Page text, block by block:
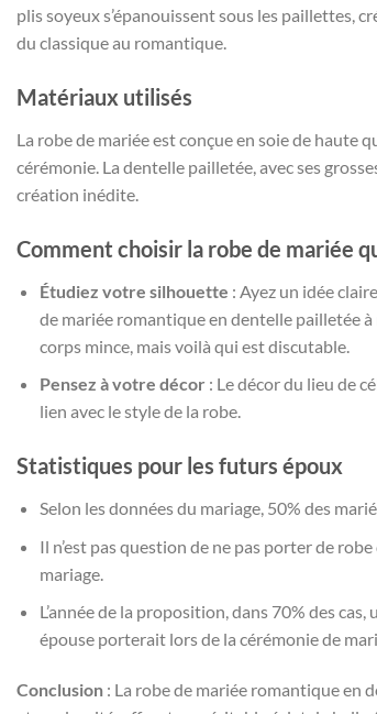
plis soyeux s’épanouissent sous les paillettes,
du classique au romantique.
Matériaux utilisés
La robe de mariée est conçue en soie de
cérémonie. La dentelle pailletée, avec ses
création inédite.
Comment choisir la robe de mariée
Étudiez votre silhouette : Ayez un idée
de mariée romantique en dentelle pailletée
corps mince, mais voilà qui est discutable.
Pensez à votre décor : Le décor du lieu de
lien avec le style de la robe.
Statistiques pour les futurs époux
Selon les données du mariage, 50% des
Il n’est pas question de ne pas porter de
mariage.
L’année de la proposition, dans 70% des
épouse porterait lors de la cérémonie de
Conclusion : La robe de mariée romantique en